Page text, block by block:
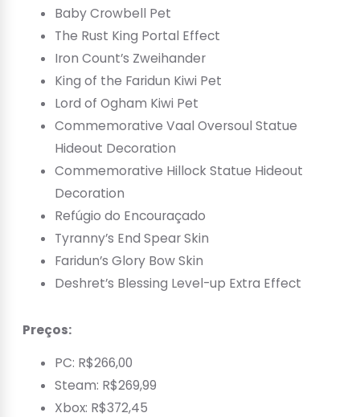
Baby Crowbell Pet
The Rust King Portal Effect
Iron Count’s Zweihander
King of the Faridun Kiwi Pet
Lord of Ogham Kiwi Pet
Commemorative Vaal Oversoul Statue
Hideout Decoration
Commemorative Hillock Statue Hideout
Decoration
Refúgio do Encouraçado
Tyranny’s End Spear Skin
Faridun’s Glory Bow Skin
Deshret’s Blessing Level-up Extra Effect
Preços:
PC: R$266,00
Steam: R$269,99
Xbox: R$372,45